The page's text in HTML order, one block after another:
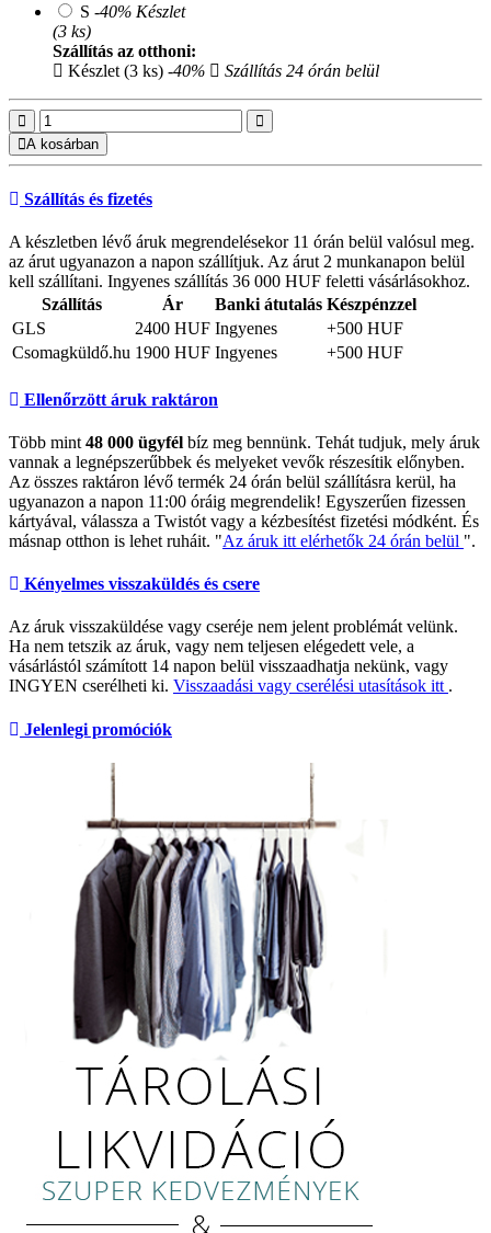
S -40% Készlet
(3 ks)
Szállítás az otthoni:
Készlet (3 ks) -40% Szállítás 24 órán belül
A kosárban
Szállítás és fizetés
A készletben lévő áruk megrendelésekor 11 órán belül valósul meg.
az árut ugyanazon a napon szállítjuk. Az árut 2 munkanapon belül
kell szállítani. Ingyenes szállítás 36 000 HUF feletti vásárlásokhoz.
Szállítás
Ár Banki átutalás Készpénzzel
GLS
2400 HUF Ingyenes
+500 HUF
Csomagküldő.hu 1900 HUF Ingyenes +500 HUF
Ellenőrzött áruk raktáron
Több mint 48 000 ügyfél bíz meg bennünk. Tehát tudjuk, mely áruk
vannak a legnépszerűbbek és melyeket vevők részesítik előnyben.
Az összes raktáron lévő termék 24 órán belül szállításra kerül, ha
ugyanazon a napon 11:00 óráig megrendelik! Egyszerűen fizessen
kártyával, válassza a Twistót vagy a kézbesítést fizetési módként. És
másnap otthon is lehet ruháit. "Az áruk itt elérhetők 24 órán belül ".
Kényelmes visszaküldés és csere
Az áruk visszaküldése vagy cseréje nem jelent problémát velünk.
Ha nem tetszik az áruk, vagy nem teljesen elégedett vele, a
vásárlástól számított 14 napon belül visszaadhatja nekünk, vagy
INGYEN cserélheti ki. Visszaadási vagy cserélési utasítások itt .
Jelenlegi promóciók